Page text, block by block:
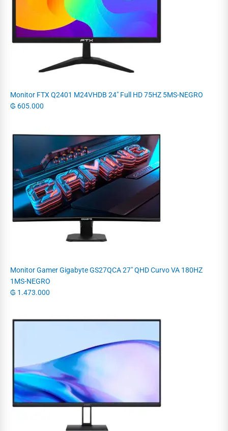
Monitor FTX Q2401 M24VHDB 24" Full HD 75HZ 5MS-NEGRO
₲ 605.000
Monitor Gamer Gigabyte GS27QCA 27" QHD Curvo VA 180HZ
1MS-NEGRO
₲ 1.473.000